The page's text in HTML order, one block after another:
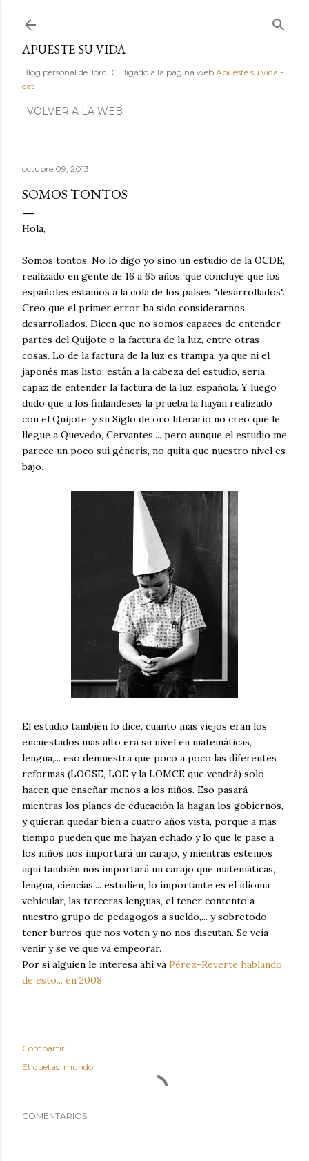
APUESTE SU VIDA
Blog personal de Jordi Gil ligado a la página web Apueste su vida -
cat
VOLVER A LA WEB
octubre 09, 2013
SOMOS TONTOS
Hola,
Somos tontos. No lo digo yo sino un estudio de la OCDE,
realizado en gente de 16 a 65 años, que concluye que los
españoles estamos a la cola de los países "desarrollados".
Creo que el primer error ha sido considerarnos
desarrollados. Dicen que no somos capaces de entender
partes del Quijote o la factura de la luz, entre otras
cosas. Lo de la factura de la luz es trampa, ya que ni el
japonés mas listo, están a la cabeza del estudio, sería
capaz de entender la factura de la luz española. Y luego
dudo que a los finlandeses la prueba la hayan realizado
con el Quijote, y su Siglo de oro literario no creo que le
llegue a Quevedo, Cervantes,... pero aunque el estudio me
parece un poco sui géneris, no quita que nuestro nivel es
bajo.
El estudio también lo dice, cuanto mas viejos eran los
encuestados mas alto era su nivel en matemáticas,
lengua,... eso demuestra que poco a poco las diferentes
reformas (LOGSE, LOE y la LOMCE que vendrá) solo
hacen que enseñar menos a los niños. Eso pasará
mientras los planes de educación la hagan los gobiernos,
y quieran quedar bien a cuatro años vista, porque a mas
tiempo pueden que me hayan echado y lo que le pase a
los niños nos importará un carajo, y mientras estemos
aquí también nos importará un carajo que matemáticas,
lengua, ciencias,... estudien, lo importante es el idioma
vehicular, las terceras lenguas, el tener contento a
nuestro grupo de pedagogos a sueldo,... y sobretodo
tener burros que nos voten y no nos discutan. Se veía
venir y se ve que va empeorar.
Por si alguien le interesa ahí va Pérez-Reverte hablando
de esto... en 2008
Compartir
Etiquetas: mundo
COMENTARIOS